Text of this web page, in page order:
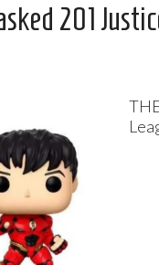
201
MADE in ABYSS 1-
€